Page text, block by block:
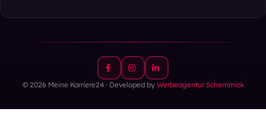
© 2026 Meine Karriere24 · Developed by Werbeagentur Schemmick